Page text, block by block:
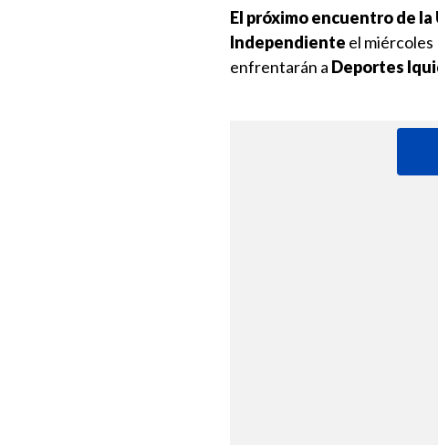
El próximo encuentro de la
Independiente el miércoles
enfrentarán a Deportes